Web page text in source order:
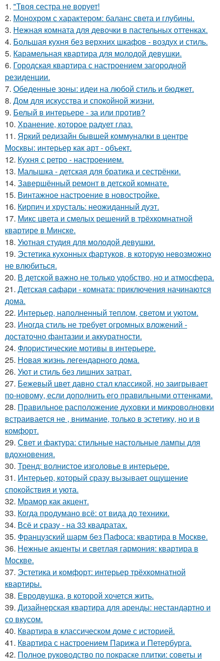
1. "Твоя сестра не ворует!
2. Монохром с характером: баланс света и глубины.
3. Нежная комната для девочки в пастельных оттенках.
4. Большая кухня без верхних шкафов - воздух и стиль.
5. Карамельная квартира для молодой девушки.
6. Городская квартира с настроением загородной
резиденции.
7. Обеденные зоны: идеи на любой стиль и бюджет.
8. Дом для искусства и спокойной жизни.
9. Белый в интерьере - за или против?
10. Хранение, которое радует глаз.
11. Яркий редизайн бывшей коммуналки в центре
Москвы: интерьер как арт - объект.
12. Кухня с ретро - настроением.
13. Малышка - детская для братика и сестрёнки.
14. Завершённый ремонт в детской комнате.
15. Винтажное настроение в новостройке.
16. Кирпич и хрусталь: неожиданный дуэт.
17. Микс цвета и смелых решений в трёхкомнатной
квартире в Минске.
18. Уютная студия для молодой девушки.
19. Эстетика кухонных фартуков, в которую невозможно
не влюбиться.
20. В детской важно не только удобство, но и атмосфера.
21. Детская сафари - комната: приключения начинаются
дома.
22. Интерьер, наполненный теплом, светом и уютом.
23. Иногда стиль не требует огромных вложений -
достаточно фантазии и аккуратности.
24. Флористические мотивы в интерьере.
25. Новая жизнь легендарного дома.
26. Уют и стиль без лишних затрат.
27. Бежевый цвет давно стал классикой, но заигрывает
по-новому, если дополнить его правильными оттенками.
28. Правильное расположение духовки и микроволновки
встраивается не , внимание, только в эстетику, но и в
комфорт.
29. Свет и фактура: стильные настольные лампы для
вдохновения.
30. Тренд: волнистое изголовье в интерьере.
31. Интерьер, который сразу вызывает ощущение
спокойствия и уюта.
32. Мрамор как акцент.
33. Когда продумано всё: от вида до техники.
34. Всё и сразу - на 33 квадратах.
35. Французский шарм без Пафоса: квартира в Москве.
36. Нежные акценты и светлая гармония: квартира в
Москве.
37. Эстетика и комфорт: интерьер трёхкомнатной
квартиры.
38. Евродвушка, в которой хочется жить.
39. Дизайнерская квартира для аренды: нестандартно и
со вкусом.
40. Квартира в классическом доме с историей.
41. Квартира с настроением Парижа и Петербурга.
42. Полное руководство по покраске плитки: советы и